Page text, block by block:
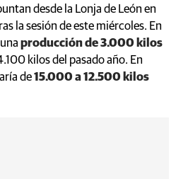
desde la Lonja de León en
la sesión de este miércoles. En
producción de 3.000 kilos
kilos del pasado año. En
de15.000 a 12.500 kilos